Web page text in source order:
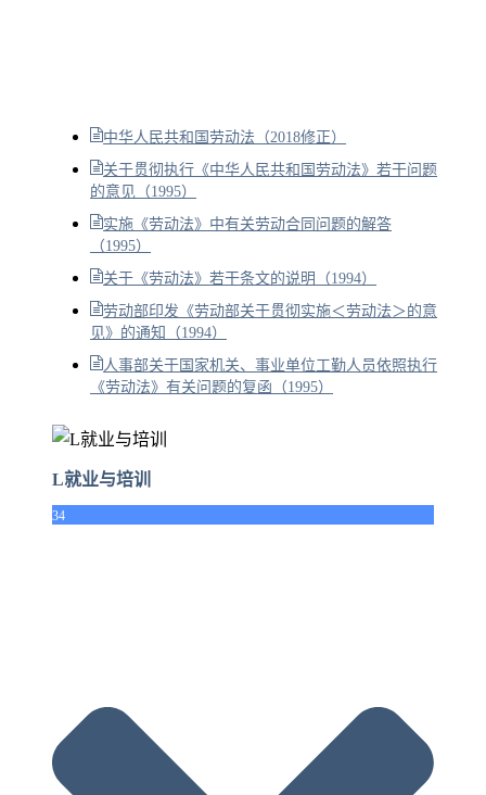
中华人民共和国劳动法（2018修正）
关于贯彻执行《中华人民共和国劳动法》若干问题
的意见（1995）
实施《劳动法》中有关劳动合同问题的解答
（1995）
关于《劳动法》若干条文的说明（1994）
劳动部印发《劳动部关于贯彻实施＜劳动法＞的意
见》的通知（1994）
人事部关于国家机关、事业单位工勤人员依照执行
《劳动法》有关问题的复函（1995）
L就业与培训
34